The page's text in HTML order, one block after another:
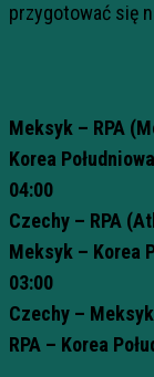
przygotować się
Meksyk – RPA
Korea
04:00
Czechy – RPA
Meksyk – Korea
03:00
Czechy –
RPA – Korea